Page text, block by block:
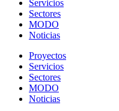
Servicios
Sectores
MODO
Noticias
Proyectos
Servicios
Sectores
MODO
Noticias